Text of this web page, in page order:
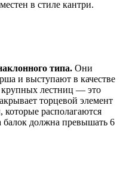
в стиле кантри.
типа. Они
и выступают в качестве
лестниц — это
торцевой элемент
располагаются
должна превышать 6